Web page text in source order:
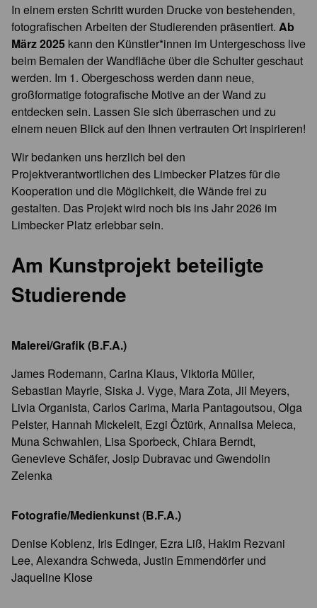
In einem ersten Schritt wurden Drucke von bestehenden,
fotografischen Arbeiten der Studierenden präsentiert. Ab
März 2025 kann den Künstler*innen im Untergeschoss live
beim Bemalen der Wandfläche über die Schulter geschaut
werden. Im 1. Obergeschoss werden dann neue,
großformatige fotografische Motive an der Wand zu
entdecken sein. Lassen Sie sich überraschen und zu
einem neuen Blick auf den Ihnen vertrauten Ort inspirieren!
Wir bedanken uns herzlich bei den
Projektverantwortlichen des Limbecker Platzes für die
Kooperation und die Möglichkeit, die Wände frei zu
gestalten. Das Projekt wird noch bis ins Jahr 2026 im
Limbecker Platz erlebbar sein.
Am Kunstprojekt beteiligte
Studierende
Malerei/Grafik (B.F.A.)
James Rodemann, Carina Klaus, Viktoria Müller,
Sebastian Mayrle, Siska J. Vyge, Mara Zota, Jil Meyers,
Livia Organista, Carlos Carima, Maria Pantagoutsou, Olga
Pelster, Hannah Mickeleit, Ezgi Öztürk, Annalisa Meleca,
Muna Schwahlen, Lisa Sporbeck, Chiara Berndt,
Genevieve Schäfer, Josip Dubravac und Gwendolin
Zelenka
Fotografie/Medienkunst (B.F.A.)
Denise Koblenz, Iris Edinger, Ezra Liß, Hakim Rezvani
Lee, Alexandra Schweda, Justin Emmendörfer und
Jaqueline Klose